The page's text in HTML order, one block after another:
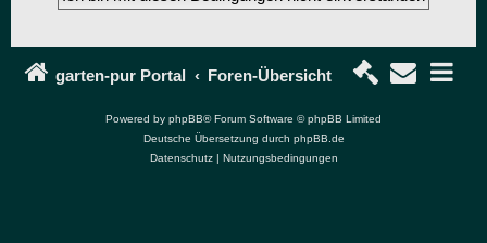
garten-pur Portal Foren-Übersicht
Powered by phpBB® Forum Software © phpBB Limited
Deutsche Übersetzung durch phpBB.de
Datenschutz| Nutzungsbedingungen